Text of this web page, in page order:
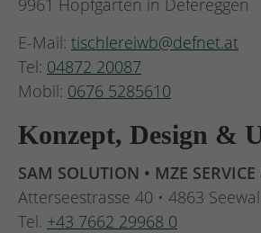
9961 Hopfgarten in Defereggen
E-Mail: tischlereiwb@defnet.at
Tel: 04872 20087
Mobil: 0676 5285610
Konzept, Design &
SAM SOLUTION • MZE
Atterseestrasse 40 • 4863
Tel. +43 7662 29968 0